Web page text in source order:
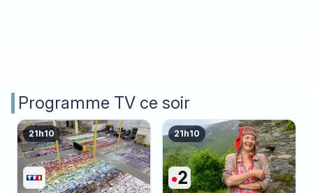
Programme TV ce soir
21h10 21h10